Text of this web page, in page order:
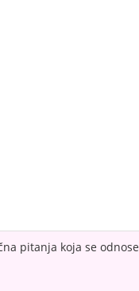
pitanja koja se odnose